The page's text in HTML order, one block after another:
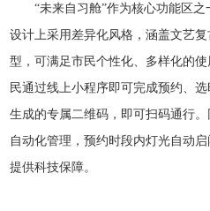
“未来自习舱”作为核心功能区
设计上采用差异化风格，涵盖文艺
型，可满足市民个性化、多样化的
民通过线上小程序即可完成预约、
生成的专属二维码，即可扫码通行
自动化管理，预约时段内灯光自动
提供科技保障。